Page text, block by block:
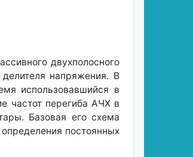
двухполосного
напряжения. В
использовавшийся в
частот перегиба АЧХ в
Базовая его схема
постоянных